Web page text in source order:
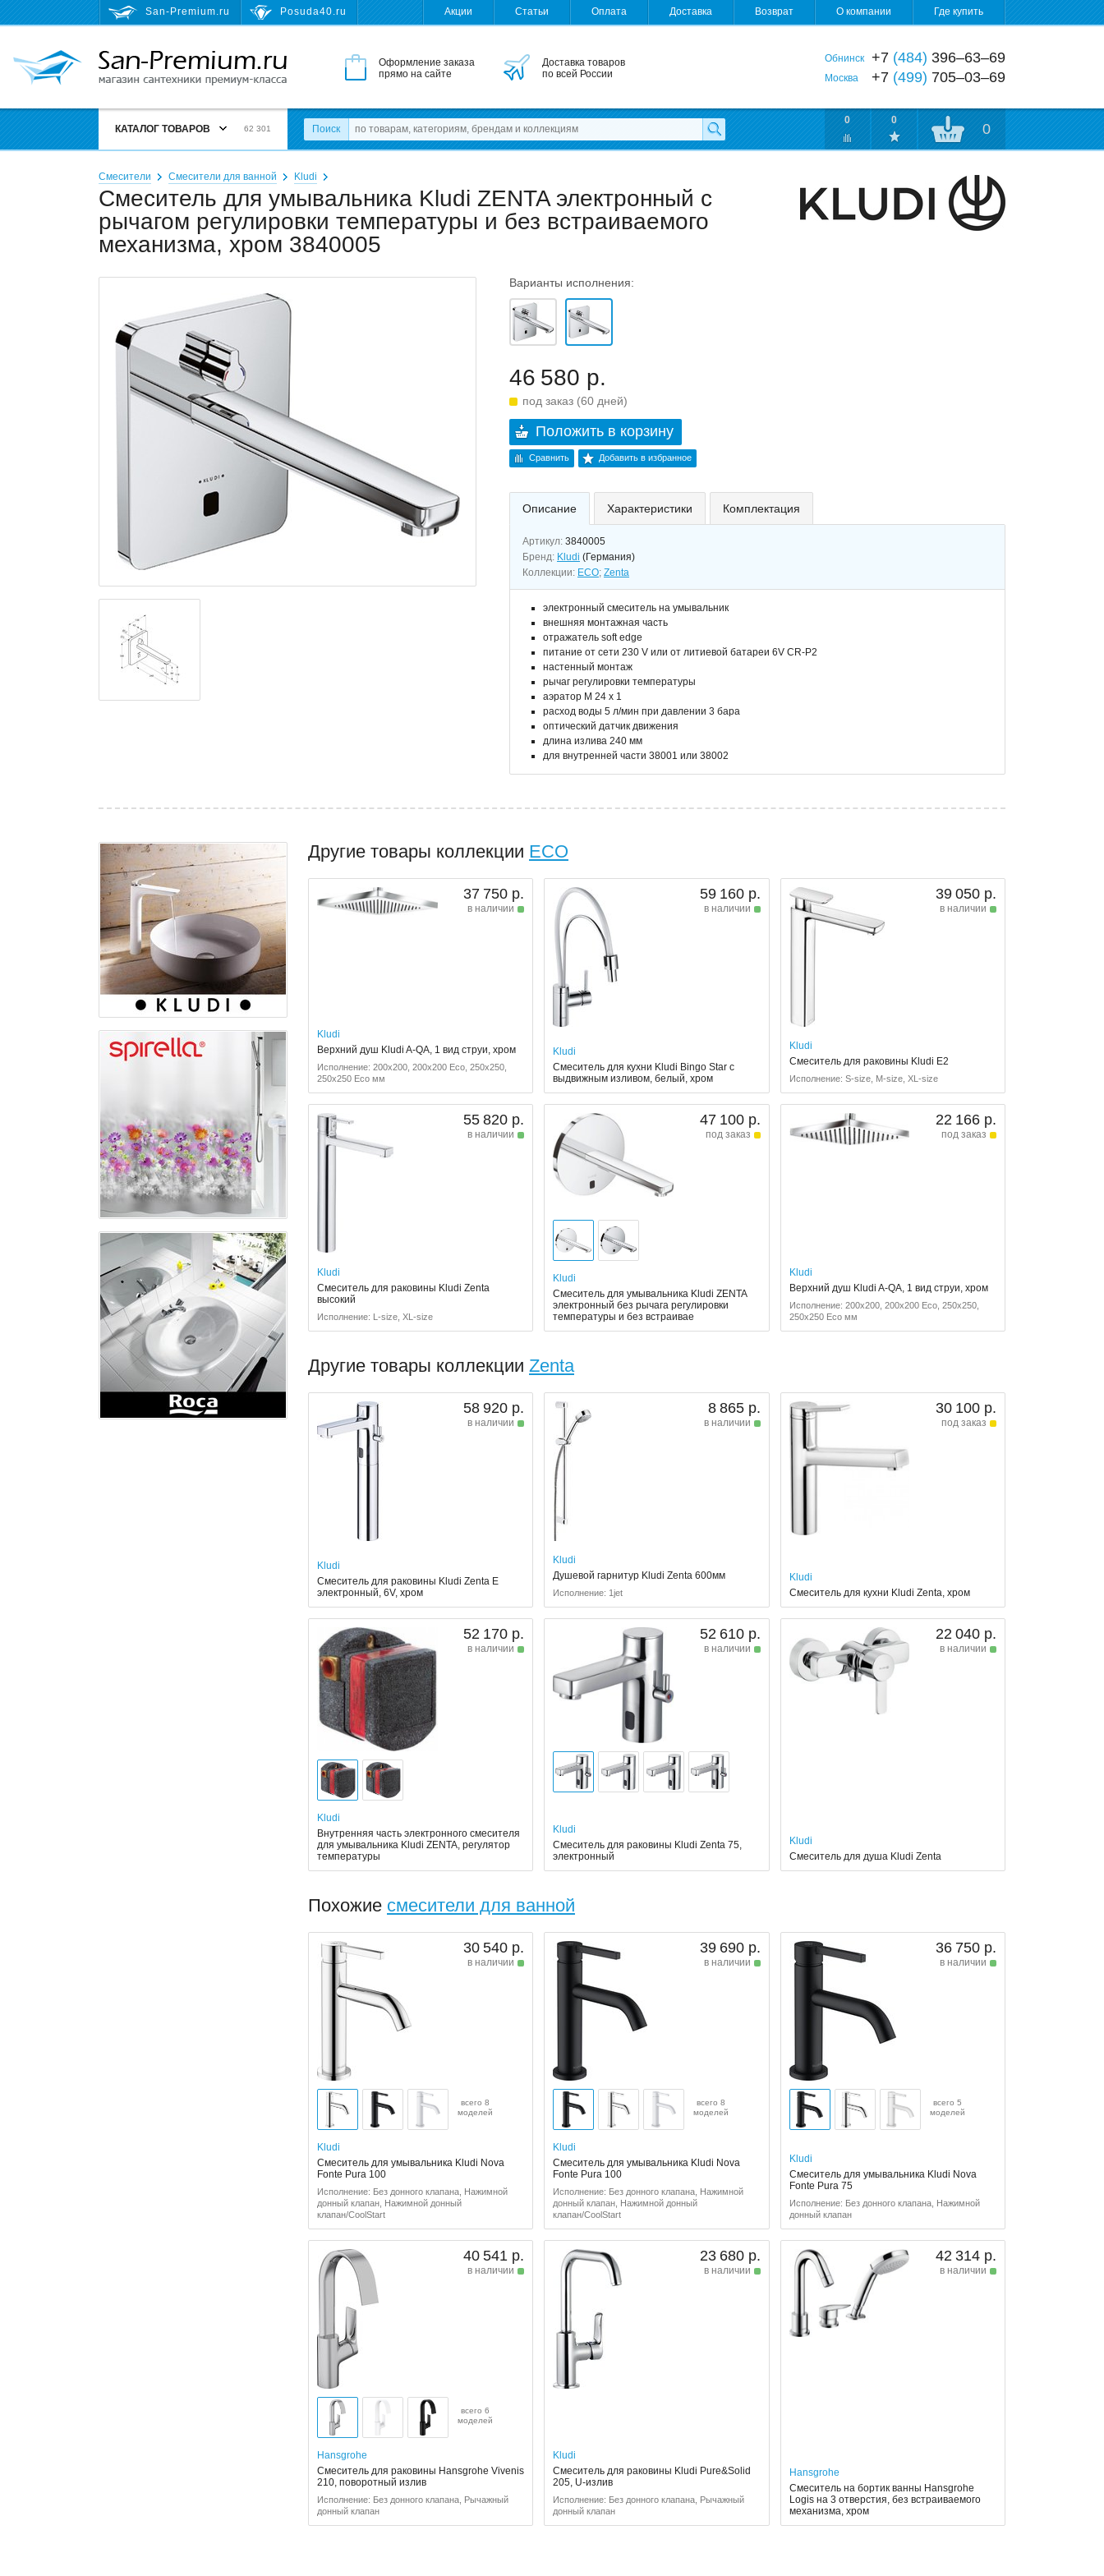
San-Premium.ru Posuda40.ru Акции Статьи Оплата Доставка Возврат О компании Где купить
Оформление заказа
прямо на сайте
Доставка товаров
по всей России
Обнинск +7 (484) 396‒63‒69
Москва +7 (499) 705‒03‒69
КАТАЛОГ ТОВАРОВ 62 301 Поиск
0 0
0
Смесители Смесители для ванной Kludi
Смеситель для умывальника Kludi ZENTA электронный с
рычагом регулировки температуры и без встраиваемого
механизма, хром 3840005
Варианты исполнения:
46 580 р.
под заказ (60 дней)
Положить в корзину
Сравнить Добавить в избранное
Описание Характеристики Комплектация
Артикул: 3840005
Бренд: Kludi (Германия)
Коллекции: ECO; Zenta
электронный смеситель на умывальник
внешняя монтажная часть
отражатель soft edge
питание от сети 230 V или от литиевой батареи 6V CR-P2
настенный монтаж
рычаг регулировки температуры
аэратор М 24 х 1
расход воды 5 л/мин при давлении 3 бара
оптический датчик движения
длина излива 240 мм
для внутренней части 38001 или 38002
Другие товары коллекции ECO
37 750 р.
в наличии
Kludi
Верхний душ Kludi A-QA, 1 вид струи, хром
Исполнение: 200x200, 200x200 Eco, 250x250,
250x250 Eco мм
59 160 р.
в наличии
Kludi
Смеситель для кухни Kludi Bingo Star с
выдвижным изливом, белый, хром
39 050 р.
в наличии
Kludi
Смеситель для раковины Kludi E2
Исполнение: S-size, M-size, XL-size
55 820 р.
в наличии
Kludi
Смеситель для раковины Kludi Zenta
высокий
Исполнение: L-size, XL-size
47 100 р.
под заказ
Kludi
Смеситель для умывальника Kludi ZENTA
электронный без рычага регулировки
температуры и без встраивае
22 166 р.
под заказ
Kludi
Верхний душ Kludi A-QA, 1 вид струи, хром
Исполнение: 200x200, 200x200 Eco, 250x250,
250x250 Eco мм
Другие товары коллекции Zenta
58 920 р.
в наличии
Kludi
Смеситель для раковины Kludi Zenta E
электронный, 6V, хром
8 865 р.
в наличии
Kludi
Душевой гарнитур Kludi Zenta 600мм
Исполнение: 1jet
30 100 р.
под заказ
Kludi
Смеситель для кухни Kludi Zenta, хром
52 170 р.
в наличии
Kludi
Внутренняя часть электронного смесителя
для умывальника Kludi ZENTA, регулятор
температуры
52 610 р.
в наличии
Kludi
Смеситель для раковины Kludi Zenta 75,
электронный
22 040 р.
в наличии
Kludi
Смеситель для душа Kludi Zenta
Похожие смесители для ванной
30 540 р.
в наличии
всего 8
моделей
Kludi
Смеситель для умывальника Kludi Nova
Fonte Pura 100
Исполнение: Без донного клапана, Нажимной
донный клапан, Нажимной донный
клапан/CoolStart
39 690 р.
в наличии
всего 8
моделей
Kludi
Смеситель для умывальника Kludi Nova
Fonte Pura 100
Исполнение: Без донного клапана, Нажимной
донный клапан, Нажимной донный
клапан/CoolStart
36 750 р.
в наличии
всего 5
моделей
Kludi
Смеситель для умывальника Kludi Nova
Fonte Pura 75
Исполнение: Без донного клапана, Нажимной
донный клапан
40 541 р.
в наличии
всего 6
моделей
Hansgrohe
Смеситель для раковины Hansgrohe Vivenis
210, поворотный излив
Исполнение: Без донного клапана, Рычажный
донный клапан
23 680 р.
в наличии
Kludi
Смеситель для раковины Kludi Pure&Solid
205, U-излив
Исполнение: Без донного клапана, Рычажный
донный клапан
42 314 р.
в наличии
Hansgrohe
Смеситель на бортик ванны Hansgrohe
Logis на 3 отверстия, без встраиваемого
механизма, хром